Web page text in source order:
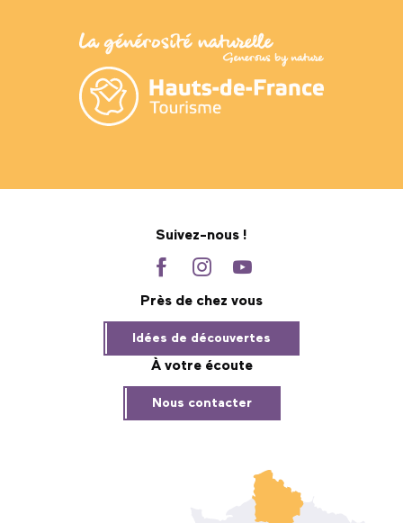
Suivez-nous !
Près de chez vous
Idées de découvertes
À votre écoute
Nous contacter